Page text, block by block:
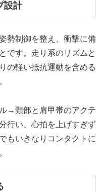
設計
勢制御を整え、衝撃に備
です。走り系のリズムと
の軽い抵抗運動を含める
→頸部と肩甲帯のアクテ
行い、心拍を上げすぎず
もいきなりコンタクトに